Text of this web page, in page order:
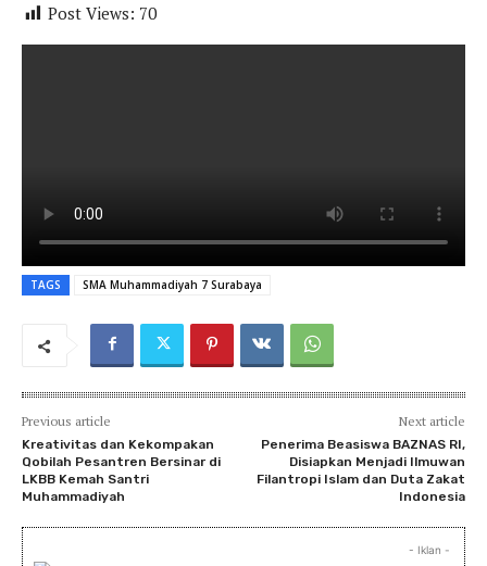
Post Views: 70
TAGS SMA Muhammadiyah 7 Surabaya
Previous article
Kreativitas dan Kekompakan
Qobilah Pesantren Bersinar di
LKBB Kemah Santri
Muhammadiyah
Next article
Penerima Beasiswa BAZNAS RI,
Disiapkan Menjadi Ilmuwan
Filantropi Islam dan Duta Zakat
Indonesia
- Iklan -